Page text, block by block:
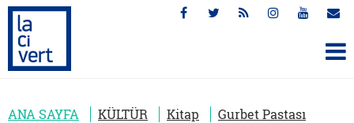
ANA SAYFA KÜLTÜR Kitap Gurbet Pastası